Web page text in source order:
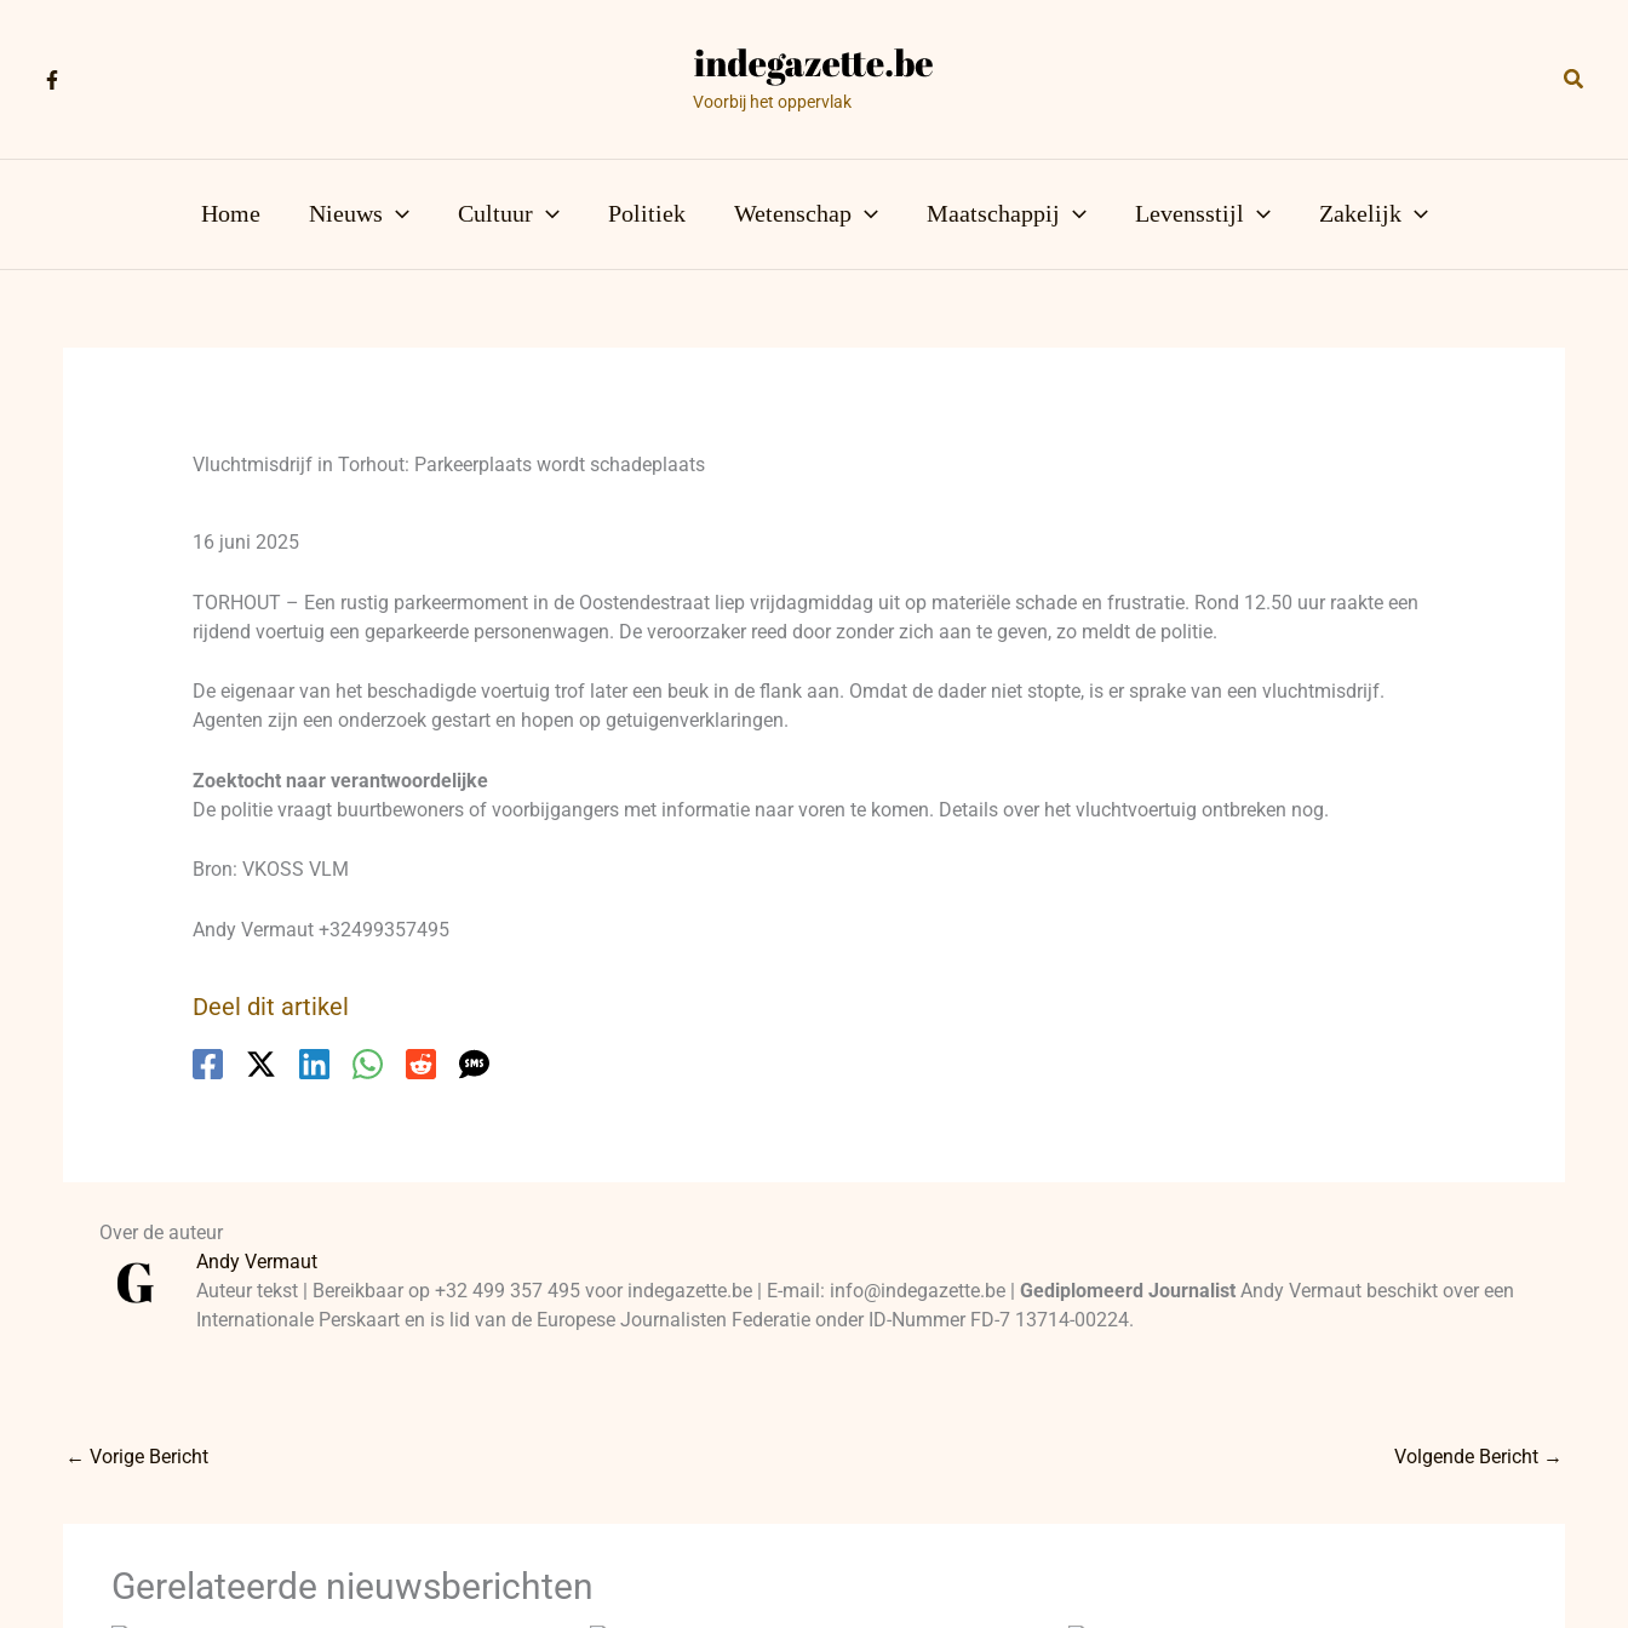
Voorbij het oppervlak
Home Nieuws Cultuur Politiek Wetenschap Maatschappij Levensstijl Zakelijk
Vluchtmisdrijf in Torhout: Parkeerplaats wordt schadeplaats
16 juni 2025
TORHOUT – Een rustig parkeermoment in de Oostendestraat liep vrijdagmiddag uit op materiële schade en frustratie. Rond 12.50 uur raakte een
rijdend voertuig een geparkeerde personenwagen. De veroorzaker reed door zonder zich aan te geven, zo meldt de politie.
De eigenaar van het beschadigde voertuig trof later een beuk in de flank aan. Omdat de dader niet stopte, is er sprake van een vluchtmisdrijf.
Agenten zijn een onderzoek gestart en hopen op getuigenverklaringen.
Zoektocht naar verantwoordelijke
De politie vraagt buurtbewoners of voorbijgangers met informatie naar voren te komen. Details over het vluchtvoertuig ontbreken nog.
Bron: VKOSS VLM
Andy Vermaut +32499357495
Deel dit artikel
Over de auteur
Andy Vermaut
Auteur tekst | Bereikbaar op +32 499 357 495 voor indegazette.be | E-mail: info@indegazette.be |Gediplomeerd Journalist Andy Vermaut beschikt over een
Internationale Perskaart en is lid van de Europese Journalisten Federatie onder ID-Nummer FD-7 13714-00224.
← Vorige Bericht Volgende Bericht →
Gerelateerde nieuwsberichten